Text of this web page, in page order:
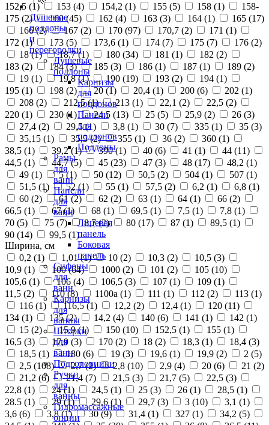
Душевые
поддоны
и
перегородки
Душевые
поддоны
Карнизы
для
поддонов
Панели
для
поддонов
Поддоны
Рамы
для
ванн
Панели
для
ванн
Лицевая
панель
Боковая
панель
Сифоны
для
ванн
Карнизы
для
ванны
Шторки
для
ванн
Подголовники
Ручки
для
ванны
Гидромассажные
опции
152,5 (1) 153 (4) 154,2 (1) 155 (5) 158 (1)
158-
175 (2) 160 (45) 162 (4) 163 (3) 164 (1) 165 (17)
166 (2) 167 (2) 170 (97) 170,7 (2) 171 (1)
172 (1) 173 (5) 173,6 (1) 174 (7) 175 (7) 176 (2)
18 (1) 18,7 (1) 180 (34) 181 (1) 182 (2)
183 (2) 184 (3) 185 (3) 186 (1) 187 (1) 189 (2)
19 (1) 19,8 (1) 190 (19) 193 (2) 194 (1)
195 (1) 198 (2) 20 (1) 20,4 (1) 200 (6) 202 (1)
208 (2) 212,5 (1) 213 (1) 22,1 (2) 22,5 (2)
220 (1) 230 (1) 24,5 (13) 25 (5) 25,9 (2) 26 (3)
27,4 (2) 29,5 (1) 3,8 (1) 30 (7) 335 (1) 35 (3)
35,15 (1) 35,5 (2) 355 (1) 36 (2) 360 (1)
38,5 (1) 39,2 (1) 390 (1) 40 (6) 41 (1) 44 (11)
44,5 (1) 44,7 (5) 45 (23) 47 (3) 48 (17) 48,2 (1)
49 (1) 5 (1) 50 (12) 50,5 (2) 504 (1) 507 (1)
51,5 (1) 52 (1) 55 (1) 57,5 (2) 6,2 (1) 6,8 (1)
60 (2) 61 (2) 62 (2) 63 (1) 64 (1) 66 (2)
66,5 (1) 67 (1) 68 (1) 69,5 (1) 7,5 (1) 7,8 (1)
70 (5) 75 (7) 8,7 (2) 80 (17) 87 (1) 89,5 (1)
90 (14) 99,5 (1)
Ширина, см
0,2 (1) 1,01 (1) 10 (2) 10,3 (2) 10,5 (3)
10,9 (1) 100 (64) 1000 (2) 101 (2) 105 (10)
105,6 (1) 106 (4) 106,5 (3) 107 (1) 109 (1)
11,5 (2) 110 (8) 1100а (1) 111 (1) 112 (2) 113 (1)
116 (1) 116,5 (1) 12,2 (2) 12,4 (1) 120 (11)
134 (1) 135 (2) 14,2 (4) 140 (6) 141 (1) 142 (1)
15 (2) 15,9 (1) 150 (10) 152,5 (1) 155 (1)
16,5 (3) 17,9 (3) 170 (2) 18 (2) 18,3 (1) 18,4 (3)
18,5 (1) 180 (6) 19 (3) 19,6 (1) 19,9 (2) 2 (5)
2,5 (108) 2,7 (2) 2,8 (10) 2,9 (4) 20 (6) 21 (2)
21,2 (6) 21,4 (7) 21,5 (3) 21,7 (5) 22,5 (3)
22,8 (1) 24 (1) 24,5 (1) 25 (3) 26 (1) 28,5 (1)
28.5 (1) 29 (1) 29,6 (1) 29,7 (3) 3 (10) 3,1 (1)
3,6 (6) 3,8 (1) 30 (9) 31,4 (1) 327 (1) 34,2 (5)